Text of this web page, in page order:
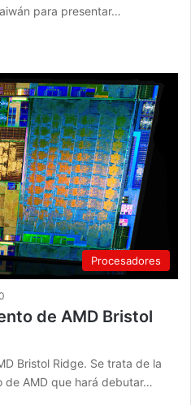
para presentar…
Procesadores
de AMD Bristol
Bristol Ridge. Se trata de la
de AMD que hará debutar…